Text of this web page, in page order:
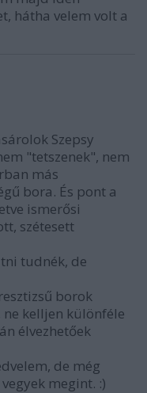
hátha velem volt a
Szepsy
"tetszenek", nem
más
bora. És pont a
ismerősi
szétesett
tudnék, de
borok
ne kelljen különféle
élvezhetőek
de még
megint. :)